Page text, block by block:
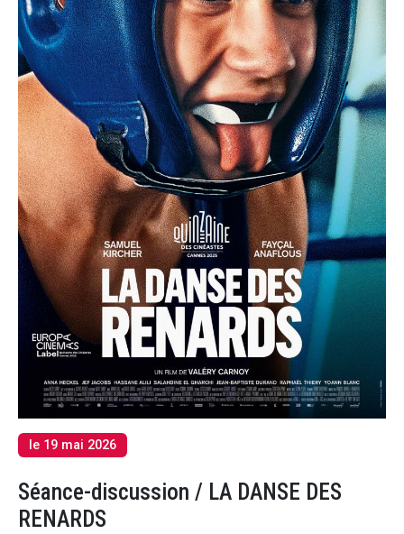
le 19 mai 2026
Séance-discussion / LA DANSE DES
RENARDS